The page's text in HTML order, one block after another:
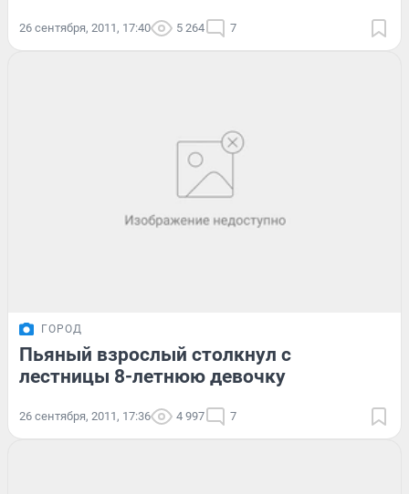
26 сентября, 2011, 17:40 5 264 7
ГОРОД
Пьяный взрослый столкнул с
лестницы 8-летнюю девочку
26 сентября, 2011, 17:36 4 997 7